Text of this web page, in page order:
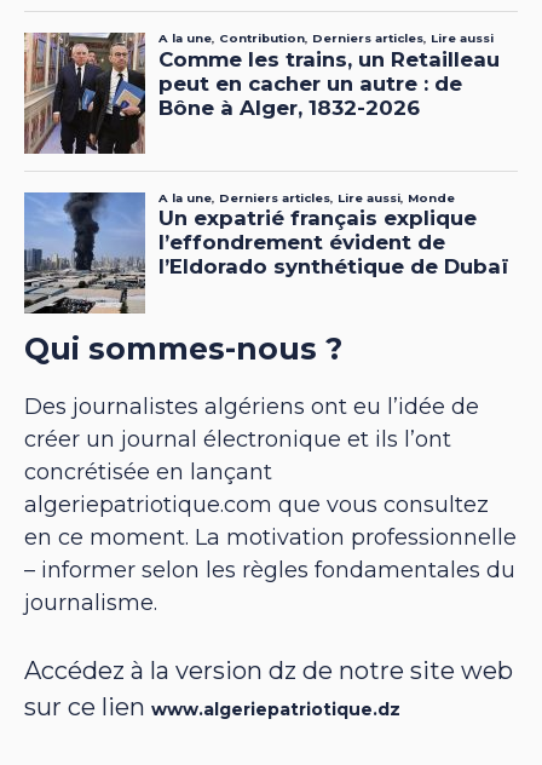
Qui sommes-nous ?
Des journalistes algériens ont eu l’idée de
créer un journal électronique et ils l’ont
concrétisée en lançant
algeriepatriotique.com que vous consultez
en ce moment. La motivation professionnelle
– informer selon les règles fondamentales du
journalisme.
Accédez à la version dz de notre site web
sur ce lien www.algeriepatriotique.dz